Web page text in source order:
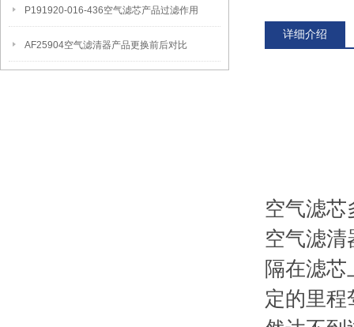
P191920-016-436空气滤芯产品过滤作用
AF25904空气滤清器产品更换前后对比
详细介绍
空气滤芯
空气滤清
隔在滤
定的里程